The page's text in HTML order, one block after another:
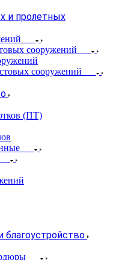
и пролетных
сооружений
сооружений
(ПТ)